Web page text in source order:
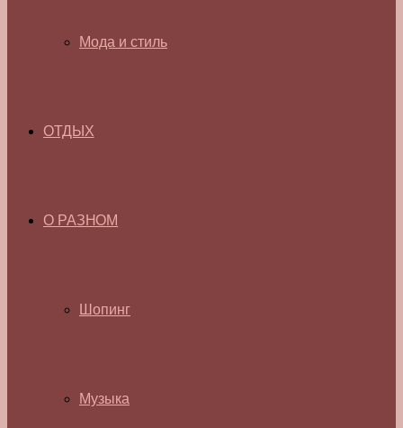
Мода и стиль
ОТДЫХ
О РАЗНОМ
Шопинг
Музыка